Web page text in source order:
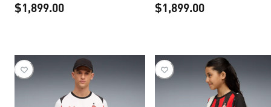
$1,899.00 $1,899.00